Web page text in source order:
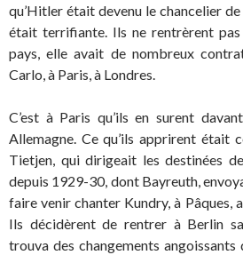
qu’Hitler était devenu le chancelier de
était terrifiante. Ils ne rentrèrent
pays, elle avait de nombreux
Carlo, à Paris, à Londres.
C’est à Paris qu’ils en surent
Allemagne. Ce qu’ils apprirent était
Tietjen, qui dirigeait les destinées
depuis 1929-30, dont Bayreuth,
faire venir chanter Kundry, à Pâques,
Ils décidèrent de rentrer à Berlin
trouva des changements angoissants